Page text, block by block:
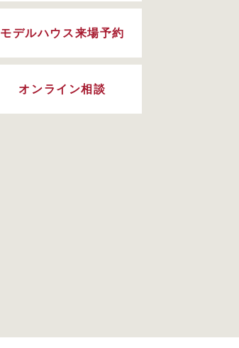
モデルハウス来場予約
オンライン相談